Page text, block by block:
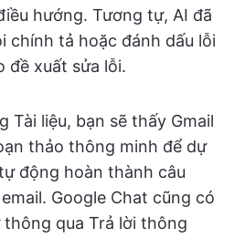
hướng. Tương tự, AI đã
chính tả hoặc đánh dấu lỗi
đề xuất sửa lỗi.
Tài liệu, bạn sẽ thấy Gmail
thảo thông minh để dự
động hoàn thành câu
Google Chat cũng có
qua Trả lời thông